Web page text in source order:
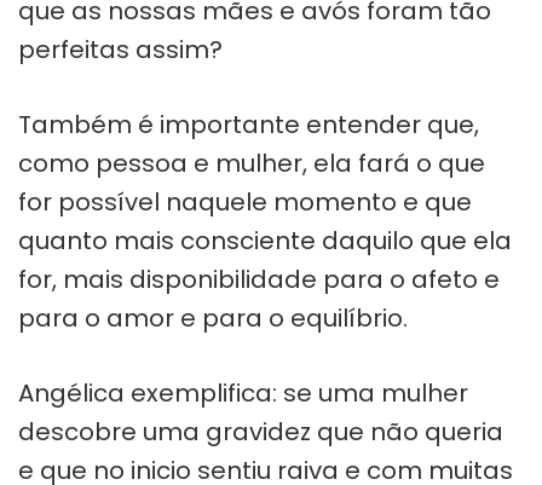
que as nossas mães e avós foram tão
perfeitas assim?
Também é importante entender que,
como pessoa e mulher, ela fará o que
for possível naquele momento e que
quanto mais consciente daquilo que ela
for, mais disponibilidade para o afeto e
para o amor e para o equilíbrio.
Angélica exemplifica: se uma mulher
descobre uma gravidez que não queria
e que no inicio sentiu raiva e com muitas